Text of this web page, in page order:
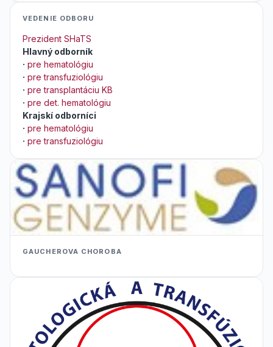
VEDENIE ODBORU
Prezident SHaTS
Hlavný odborník
· pre hematológiu
· pre transfuziológiu
· pre transplantáciu KB
· pre det. hematológiu
Krajskí odborníci
· pre hematológiu
· pre transfuziológiu
GAUCHEROVA CHOROBA